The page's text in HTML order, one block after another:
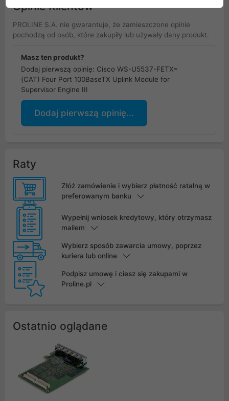
Opinie Klientów
PROLINE S.A. nie gwarantuje, że zamieszczone opinie
pochodzą od osób, które zakupiły lub używały dany produkt.
Masz ten produkt?
Dodaj pierwszą opinię: Cisco WS-U5537-FETX=
(CAT) Four Port 100BaseTX Uplink Module for
Supervisor Engine III
Dodaj pierwszą opinię...
Raty
Złóż zamówienie i wybierz płatność ratalną w
preferowanym banku
Wypełnij wniosek kredytowy, który otrzymasz
mailem
Wybierz sposób zawarcia umowy, poprzez
kuriera lub online
Podpisz umowę i ciesz się zakupami w
Proline.pl
Ostatnio oglądane